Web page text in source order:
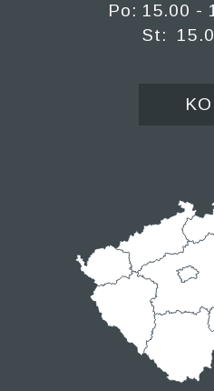
Po: 15.00 -
St: